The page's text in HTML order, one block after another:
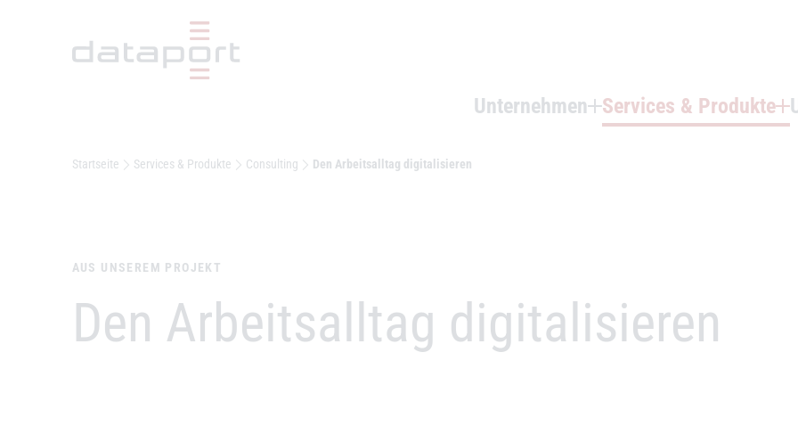
Unternehmen Services & Produkte
Startseite Services & Produkte Consulting Den Arbeitsalltag digitalisieren
AUS UNSEREM PROJEKT
–
Den Arbeitsalltag digitalisieren